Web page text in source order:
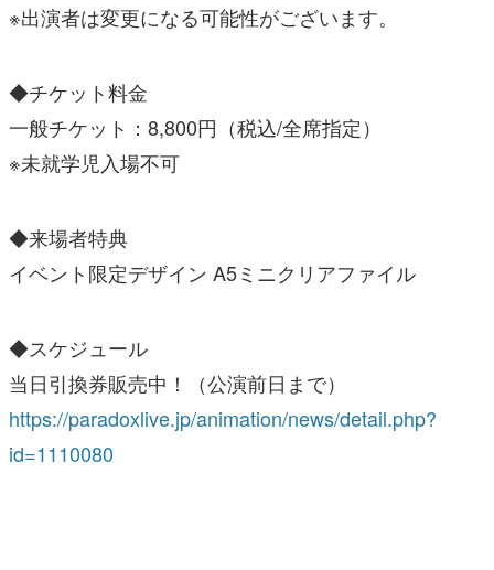
※出演者は変更になる可能性がございます。
◆チケット料金
一般チケット：8,800円（税込/全席指定）
※未就学児入場不可
◆来場者特典
イベント限定デザイン A5ミニクリアファイル
◆スケジュール
当日引換券販売中！（公演前日まで）
https://paradoxlive.jp/animation/news/detail.php?
id=1110080